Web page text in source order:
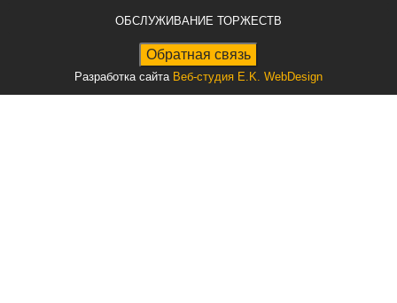
ОБСЛУЖИВАНИЕ ТОРЖЕСТВ
Разработка сайта Веб-студия E.K. WebDesign